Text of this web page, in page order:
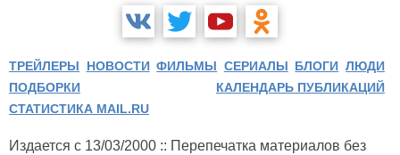
ТРЕЙЛЕРЫ НОВОСТИ ФИЛЬМЫ СЕРИАЛЫ БЛОГИ ЛЮДИ
ПОДБОРКИ
КАЛЕНДАРЬ ПУБЛИКАЦИЙ
СТАТИСТИКА MAIL.RU
Издается с 13/03/2000 :: Перепечатка материалов без